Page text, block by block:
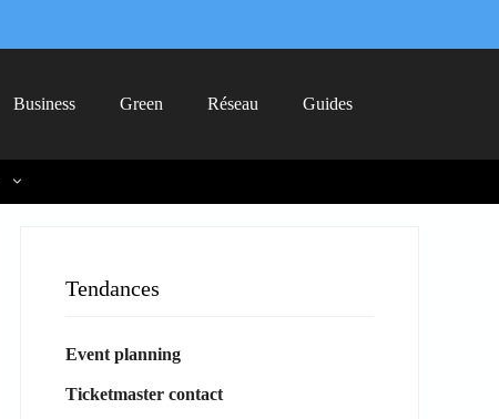
Business Green Réseau Guides
Tendances
Event planning
Ticketmaster contact